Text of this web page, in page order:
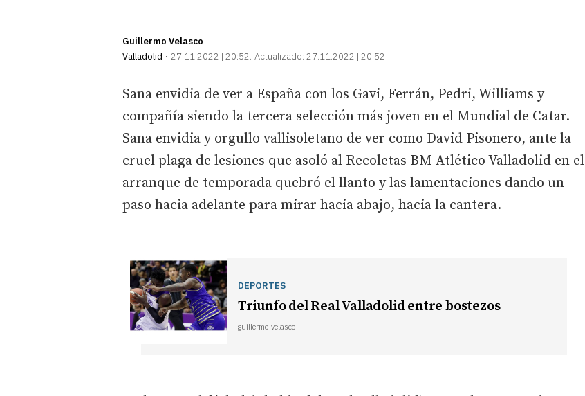
Guillermo Velasco
Valladolid
27.11.2022 | 20:52 Actualizado: 27.11.2022 | 20:52
Sana envidia de ver a España con los Gavi, Ferrán, Pedri, Williams y
compañía siendo la tercera selección más joven en el Mundial de Catar.
Sana envidia y orgullo vallisoletano de ver como David Pisonero, ante la
cruel plaga de lesiones que asoló al Recoletas BM Atlético Valladolid en el
arranque de temporada quebró el llanto y las lamentaciones dando un
paso hacia adelante para mirar hacia abajo, hacia la cantera.
DEPORTES
Triunfo del Real Valladolid entre bostezos
guillermo-velasco